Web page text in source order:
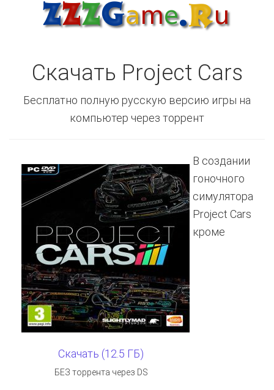
Скачать Project Cars
Бесплатно полную русскую версию игры на
компьютер через торрент
Скачать (12.5 ГБ)
БЕЗ торрента через DS
В создании
гоночного
симулятора
Project Cars
кроме